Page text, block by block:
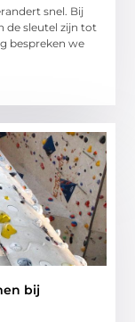
snel. Bij
de sleutel zijn tot
bespreken we
bij